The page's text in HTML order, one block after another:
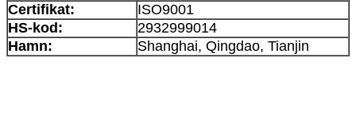
Certifikat:
ISO9001
HS-kod:
2932999014
Hamn:
Shanghai, Qingdao, Tianjin